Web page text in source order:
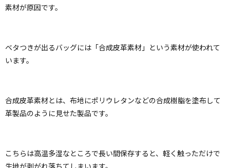
素材が原因です。
ベタつきが出るバッグには「合成皮革素材」という素材が使われて
います。
合成皮革素材とは、布地にポリウレタンなどの合成樹脂を塗布して
革製品のように見せた製品です。
こちらは高温多湿なところで長い間保存すると、軽く触っただけで
生地が剥がれ落ちてしまいます。